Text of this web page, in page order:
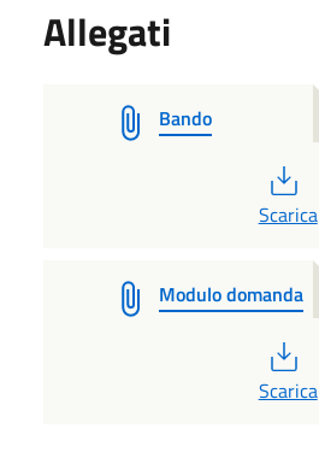
Allegati
Bando
Scarica
Modulo domanda
Scarica